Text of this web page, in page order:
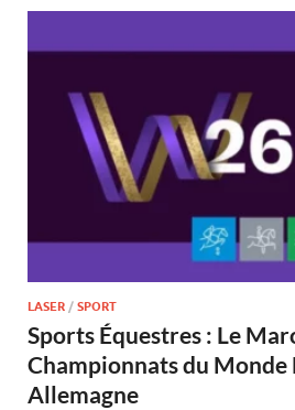
LASER / SPORT
Sports Équestres : Le
Championnats du Monde
Allemagne